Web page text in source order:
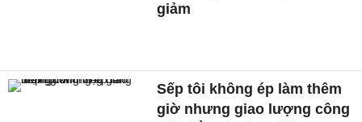
giảm
Sếp tôi không ép làm thêm
giờ nhưng giao lượng công